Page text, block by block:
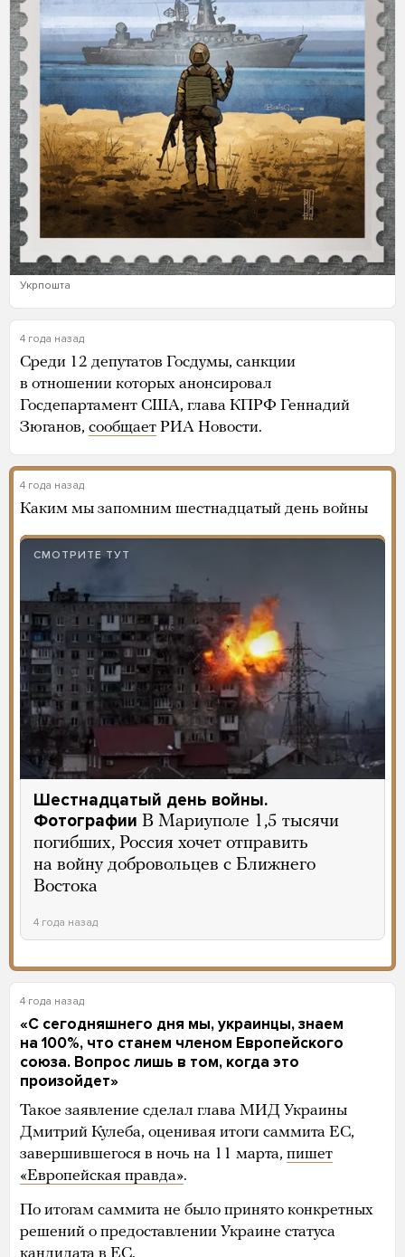
Укрпошта
4 года назад
Среди 12 депутатов Госдумы, санкции
в отношении которых анонсировал
Госдепартамент США, глава КПРФ Геннадий
Зюганов, сообщает РИА Новости.
4 года назад
Каким мы запомним шестнадцатый день войны
СМОТРИТЕ ТУТ
Шестнадцатый день войны.
Фотографии В Мариуполе 1,5 тысячи
погибших, Россия хочет отправить
на войну добровольцев с Ближнего
Востока
4 года назад
4 года назад
«С сегодняшнего дня мы, украинцы, знаем
на 100%, что станем членом Европейского
союза. Вопрос лишь в том, когда это
произойдет»
Такое заявление сделал глава МИД Украины
Дмитрий Кулеба, оценивая итоги саммита ЕС,
завершившегося в ночь на 11 марта, пишет
«Европейская правда».
По итогам саммита не было принято конкретных
решений о предоставлении Украине статуса
кандидата в ЕС.